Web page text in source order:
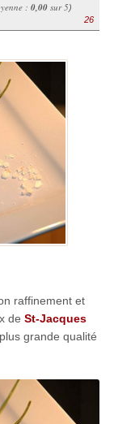
: 0,00sur 5)
26
raffinement et
de St-Jacques
grande qualité